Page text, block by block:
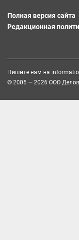
Полная версия сайта
Редакционная
Пишите нам на
© 2005 — 2026 ООО